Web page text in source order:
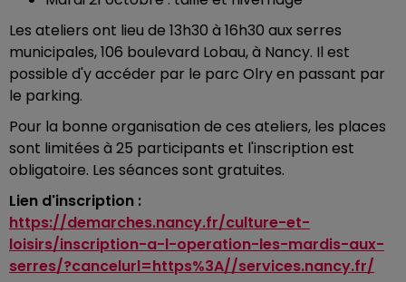
Les ateliers ont lieu de 13h30 à 16h30 aux serres
municipales, 106 boulevard Lobau, à Nancy. Il est
possible d'y accéder par le parc Olry en passant par
le parking.
Pour la bonne organisation de ces ateliers, les places
sont limitées à 25 participants et l'inscription est
obligatoire. Les séances sont gratuites.
Lien d'inscription :
https://demarches.nancy.fr/culture-et-
loisirs/inscription-a-l-operation-les-mardis-aux-
serres/?cancelurl=https%3A//services.nancy.fr/